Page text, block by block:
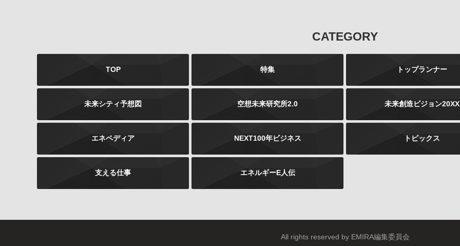
っても、お客様の個人情報の安全管理が図れるよう、当
当社が運営するインターネット上のwebサイトには、外
部へのリンクが含まれている場合があります。このよう
な外部のwebサイトにおいてのお客様の個人情報の取り
扱いについては、当社では責任を負いかねますのでご注
て、広告などにより当社以外の第三者が独自に個人情報
を収集する場合がございます。このような場合のお客様
負いかねますのでご注意ください。
お問合せについて
停止などを申し出ることができます。お申し出は書面に
CATEGORY
TOP 特集 トップランナー
未来シティ予想図 空想未来研究所2.0 未来創造ビジョン20XX
エネペディア NEXT100年ビジネス トピックス
支える仕事 エネルギーE人伝
All rights reserved by EMIRA編集委員会